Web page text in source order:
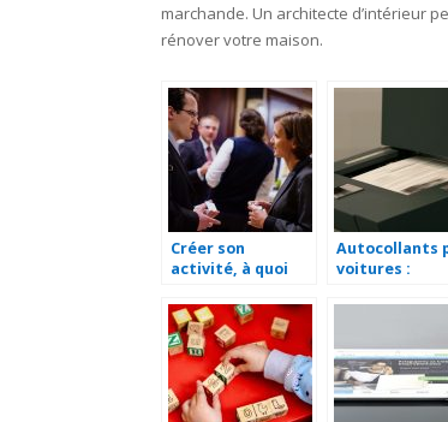
marchande. Un architecte d’intérieur
rénover votre maison.
Créer son
activité, à quoi
Autocollants
voitures :
votre